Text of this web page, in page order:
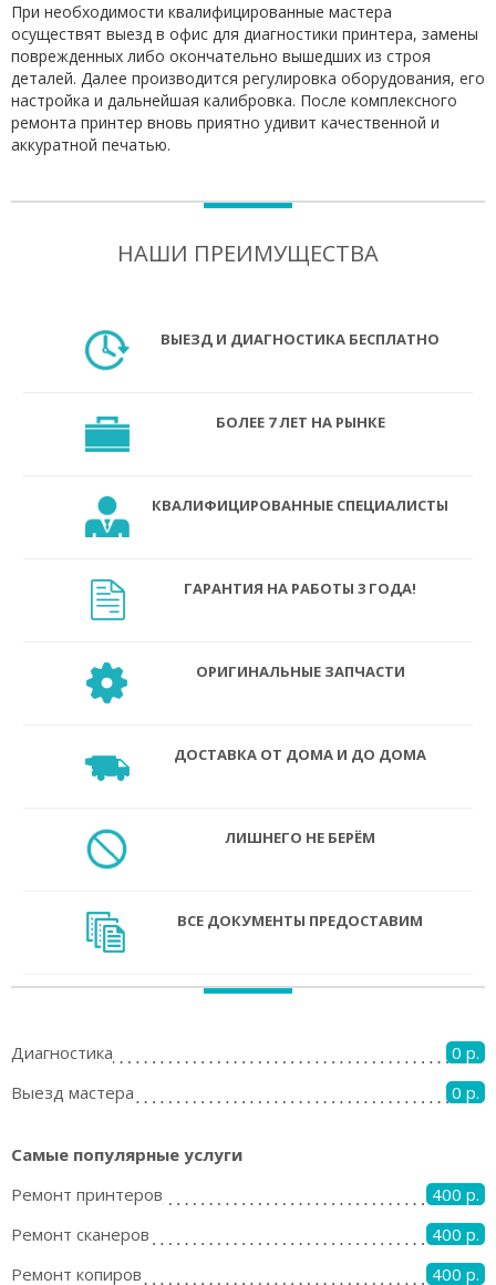
При необходимости квалифицированные мастера
осуществят выезд в офис для диагностики принтера, замены
поврежденных либо окончательно вышедших из строя
деталей. Далее производится регулировка оборудования, его
настройка и дальнейшая калибровка. После комплексного
ремонта принтер вновь приятно удивит качественной и
аккуратной печатью.
НАШИ ПРЕИМУЩЕСТВА
ВЫЕЗД И ДИАГНОСТИКА БЕСПЛАТНО
БОЛЕЕ 7 ЛЕТ НА РЫНКЕ
КВАЛИФИЦИРОВАННЫЕ СПЕЦИАЛИСТЫ
ГАРАНТИЯ НА РАБОТЫ 3 ГОДА!
ОРИГИНАЛЬНЫЕ ЗАПЧАСТИ
ДОСТАВКА ОТ ДОМА И ДО ДОМА
ЛИШНЕГО НЕ БЕРЁМ
ВСЕ ДОКУМЕНТЫ ПРЕДОСТАВИМ
Диагностика
0 р.
Выезд мастера
0 р.
Самые популярные услуги
Ремонт принтеров
400 р.
Ремонт сканеров
400 р.
Ремонт копиров
400 р.